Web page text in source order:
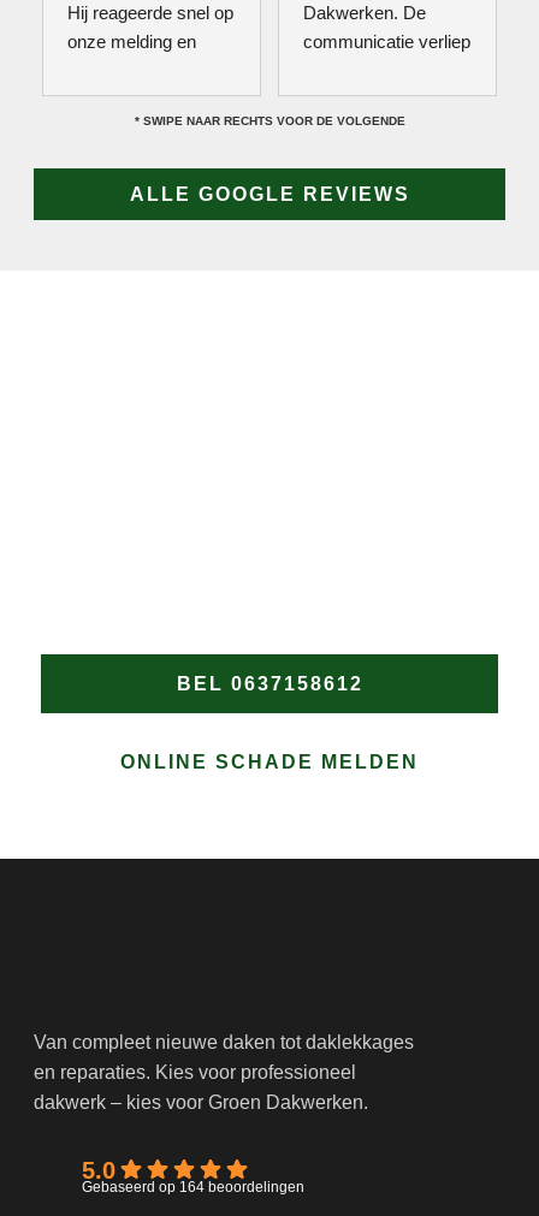
Hij reageerde snel op
onze melding en
collega kijken naar
het probleem. Omdat
reparatie niet meteen
Dakwerken. De
communicatie verliep
hij heeft veel kennis
van het vak en werkt
Echt een aanrader!
* SWIPE NAAR RECHTS VOOR DE VOLGENDE
ALLE GOOGLE REVIEWS
BEL 0637158612
ONLINE SCHADE MELDEN
Van compleet nieuwe daken tot daklekkages
en reparaties. Kies voor professioneel
dakwerk – kies voor Groen Dakwerken.
5.0
Gebaseerd op 164 beoordelingen